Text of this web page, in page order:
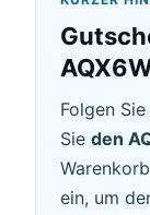
Folgen
Sie den
ein, um